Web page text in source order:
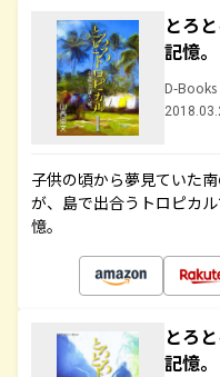
とろ
記憶
D-Books
子供の頃から夢見ていた
が、島で出合うトロピカ
憶。
とろ
記憶